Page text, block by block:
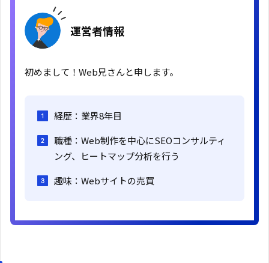
運営者情報
初めまして！Web兄さんと申します。
経歴：業界8年目
職種：Web制作を中心にSEOコンサルティ
ング、ヒートマップ分析を行う
趣味：Webサイトの売買